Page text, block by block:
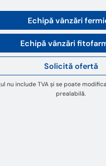
Echipă vânzări
Echipă vânzări
Solicită ofertă
nu include TVA și se poate
prealabilă.